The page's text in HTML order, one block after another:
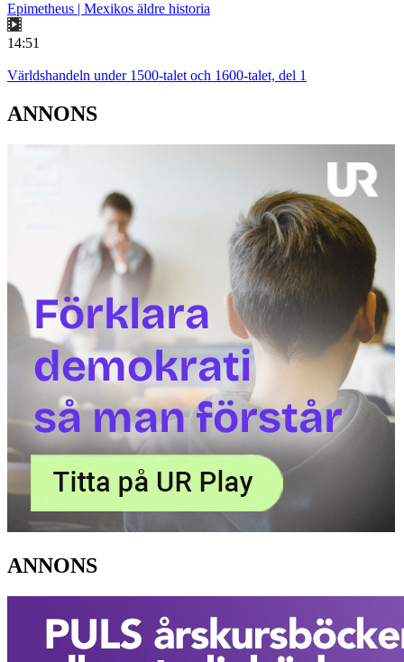
Epimetheus | Mexikos äldre historia
14:51
Världshandeln under 1500-talet och 1600-talet, del 1
ANNONS
ANNONS